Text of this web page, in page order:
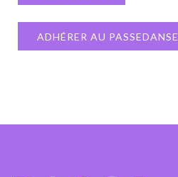
ADHÉRER AU PASSEDANSE